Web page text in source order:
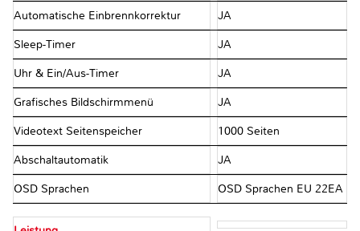
Automatische Einbrennkorrektur JA
Sleep-Timer JA
Uhr & Ein/Aus-Timer JA
Grafisches Bildschirmmenü JA
Videotext Seitenspeicher 1000 Seiten
Abschaltautomatik JA
OSD Sprachen OSD Sprachen EU 22EA